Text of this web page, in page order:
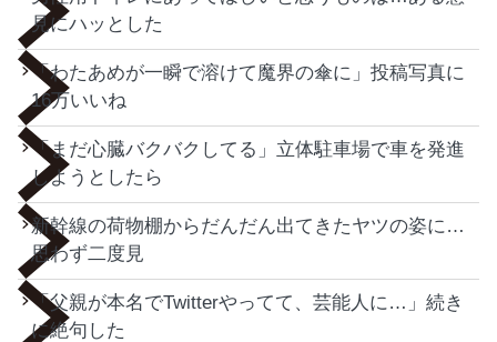
見にハッとした
「わたあめが一瞬で溶けて魔界の傘に」投稿写真に
16万いいね
「まだ心臓バクバクしてる」立体駐車場で車を発進
しようとしたら
新幹線の荷物棚からだんだん出てきたヤツの姿に…
思わず二度見
「父親が本名でTwitterやってて、芸能人に…」続き
に絶句した